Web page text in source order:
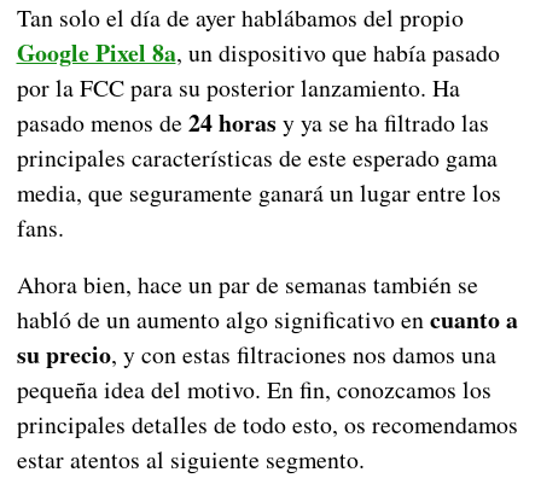
Tan solo el día de ayer hablábamos del propio
Google Pixel 8a, un dispositivo que había pasado
por la FCC para su posterior lanzamiento. Ha
pasado menos de 24 horas y ya se ha filtrado las
principales características de este esperado gama
media, que seguramente ganará un lugar entre los
fans.
Ahora bien, hace un par de semanas también se
habló de un aumento algo significativo encuanto a
su precio, y con estas filtraciones nos damos una
pequeña idea del motivo. En fin, conozcamos los
principales detalles de todo esto, os recomendamos
estar atentos al siguiente segmento.